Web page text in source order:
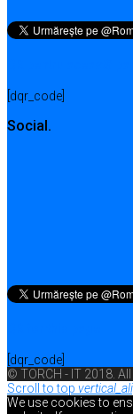
[dqr_code]
Social.
[dqr_code]
© TORCH - IT 2018.
Scroll to top
We use cookies to